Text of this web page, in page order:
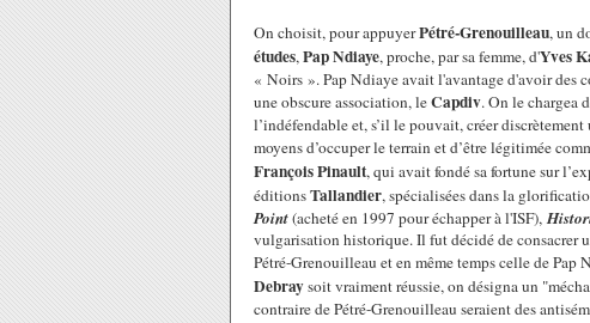
On choisit, pour appuyerPétré-Grenouilleau, un
études,Pap Ndiaye, proche, par sa femme, d'Yves
« Noirs ». Pap Ndiaye avait l'avantage d'avoir des
une obscure association, leCapdiv. On le chargea
l’indéfendable et, s’il le pouvait, créer
moyens d’occuper le terrain et d’être légitimée
François Pinault, qui avait fondé sa fortune sur
éditionsTallandier, spécialisées dans la
Point(acheté en 1997 pour échapper à l'ISF),
vulgarisation historique. Il fut décidé de consacrer
Pétré-Grenouilleau et en même temps celle de
Debraysoit vraiment réussie, on désigna un
contraire de Pétré-Grenouilleau seraient des